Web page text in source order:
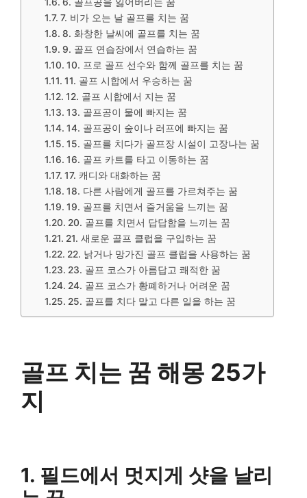
7. 비가 오는 날 골프를 치는 꿈
​8. 화창한 날씨에 골프를 치는 꿈
​9. 골프 연습장에서 연습하는 꿈
​10. 프로 골프 선수와 함께 골프를 치는 꿈
11. 골프 시합에서 우승하는 꿈
12. 골프 시합에서 지는 꿈
​13. 골프공이 물에 빠지는 꿈
​14. 골프공이 숲이나 러프에 빠지는 꿈
​15. 골프를 치다가 골프장 시설이 고장나는 꿈
​16. 골프 카트를 타고 이동하는 꿈
​17. 캐디와 대화하는 꿈
18. 다른 사람에게 골프를 가르쳐주는 꿈
​19. 골프를 치면서 즐거움을 느끼는 꿈
20. 골프를 치면서 답답함을 느끼는 꿈
​21. 새로운 골프 클럽을 구입하는 꿈
22. 낡거나 망가진 골프 클럽을 사용하는 꿈
​23. 골프 코스가 아름답고 쾌적한 꿈
​24. 골프 코스가 황폐하거나 어려운 꿈
​25. 골프를 치다 말고 다른 일을 하는 꿈
​골프 치는 꿈 해몽 25가
지
​1. 필드에서 멋지게 샷을 날리